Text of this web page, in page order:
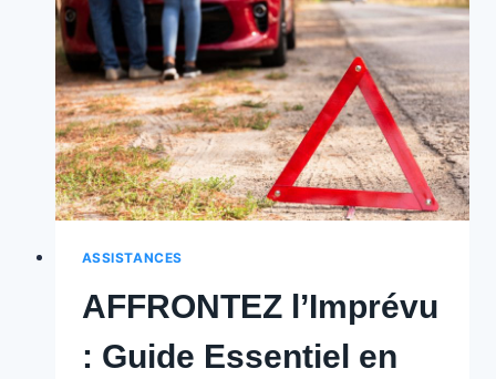
sur
l’Assistance
Voyage
en
Belgique
🇧🇪
️
ASSISTANCES
AFFRONTEZ l’Imprévu
: Guide Essentiel en